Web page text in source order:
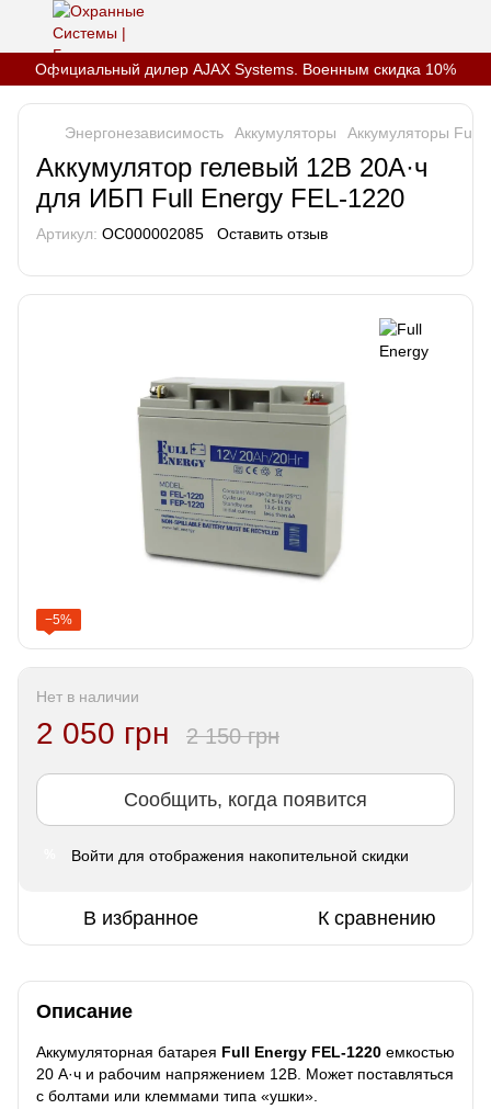
Официальный дилер AJAX Systems. Военным скидка 10%
Энергонезависимость Аккумуляторы Аккумуляторы Full
Аккумулятор гелевый 12В 20А·ч
для ИБП Full Energy FEL-1220
Артикул: OC000002085 Оставить отзыв
−5%
Нет в наличии
2 050 грн 2 150 грн
Сообщить, когда появится
Войти для отображения накопительной скидки
В избранное К сравнению
Описание
Аккумуляторная батарея Full Energy FEL-1220 емкостью
20 А·ч и рабочим напряжением 12В. Может поставляться
с болтами или клеммами типа «ушки».